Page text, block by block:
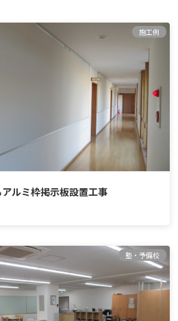
施工例
ルミ枠掲示板設置工事
塾・予備校